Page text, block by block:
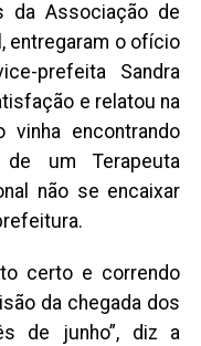
da Associação de
entregaram o ofício
prefeita Sandra
e relatou na
vinha encontrando
de um Terapeuta
não se encaixar
certo e correndo
da chegada dos
de junho”, diz a